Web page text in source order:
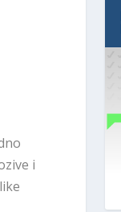
i